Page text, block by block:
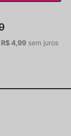
R$4,99 sem juros